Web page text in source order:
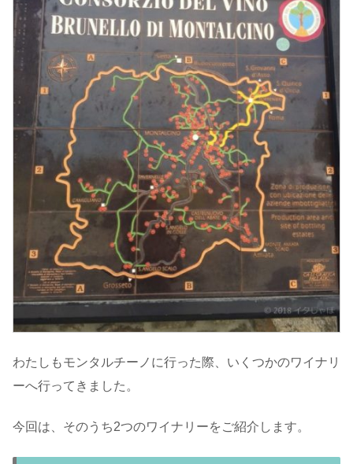
わたしもモンタルチーノに行った際、いくつかのワイナリ
ーへ行ってきました。
今回は、そのうち2つのワイナリーをご紹介します。